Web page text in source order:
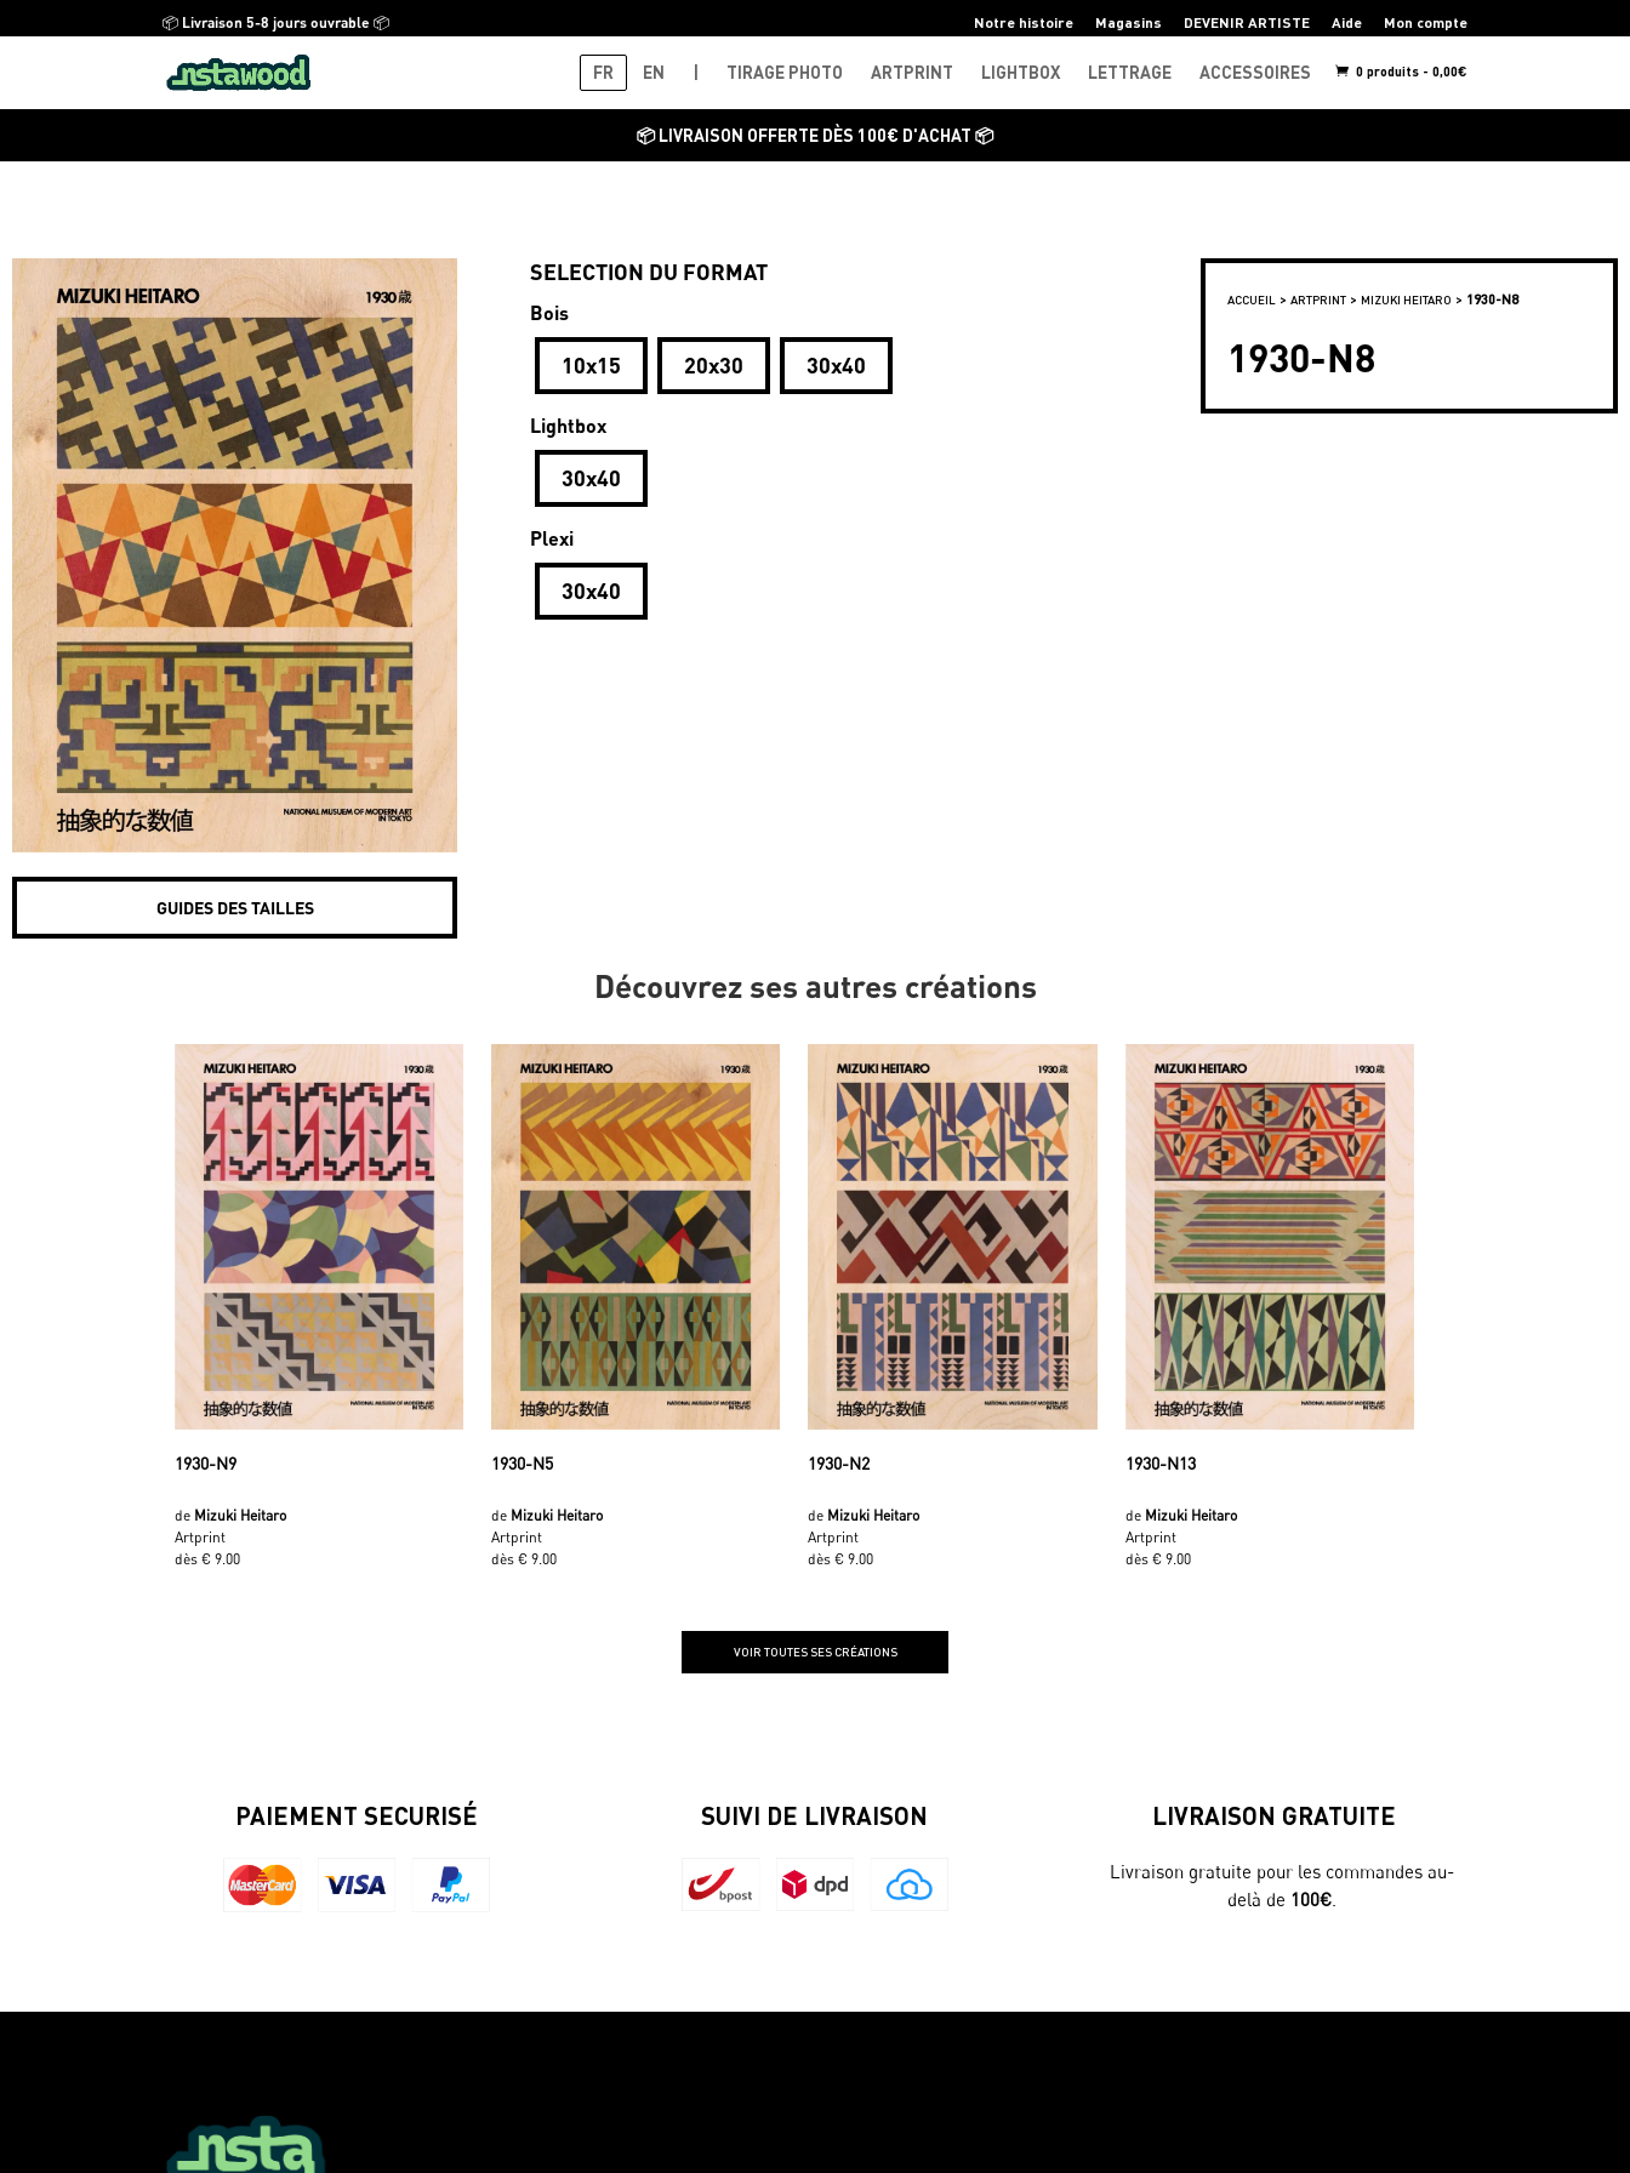
📦 Livraison 5-8 jours ouvrable 📦 Notre histoire Magasins DEVENIR ARTISTE Aide Mon compte
FR EN TIRAGE PHOTO ARTPRINT LIGHTBOX LETTRAGE ACCESSOIRES 0 produits - 0,00€
📦 LIVRAISON OFFERTE DÈS 100€ D'ACHAT 📦
GUIDES DES TAILLES
SELECTION DU FORMAT
Bois
10x15 20x30 30x40
Lightbox
30x40
Plexi
30x40
ACCUEIL > ARTPRINT> MIZUKI HEITARO > 1930-N8
1930-N8
Découvrez ses autres créations
1930-N9
de Mizuki Heitaro
Artprint
dès € 9.00
1930-N5
de Mizuki Heitaro
Artprint
dès € 9.00
1930-N2
de Mizuki Heitaro
Artprint
dès € 9.00
1930-N13
de Mizuki Heitaro
Artprint
dès € 9.00
VOIR TOUTES SES CRÉATIONS
PAIEMENT SECURISÉ SUIVI DE LIVRAISON LIVRAISON GRATUITE
Livraison gratuite pour les commandes au-
delà de 100€.